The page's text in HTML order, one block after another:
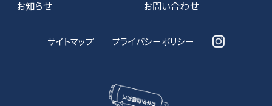
お知らせ お問い合わせ
サイトマップ プライバシーポリシー